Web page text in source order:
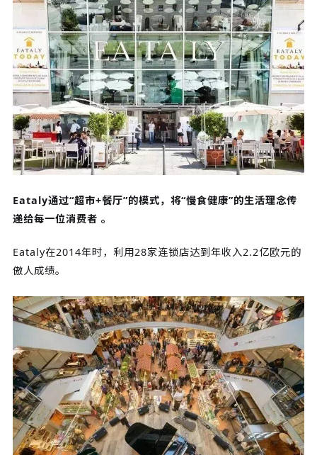
Eataly通过“超市+餐厅”的模式，将“慢食健康”的生活理念传
递给每一位消费者 。
Eataly在2014年时，利用28家连锁店达到年收入2.2亿欧元的
傲人成绩。